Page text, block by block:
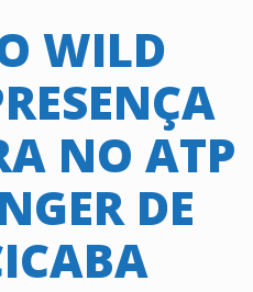
WILD
NO ATP
DE